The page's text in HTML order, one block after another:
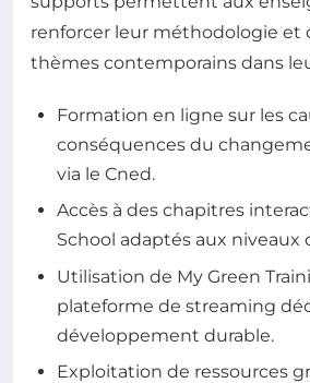
renforcer leur méthodologie et
thèmes contemporains dans
Formation en ligne sur les
conséquences du
via le Cned.
Accès à des chapitres
School adaptés aux niveaux
Utilisation de My Green
plateforme de streaming
développement durable.
Exploitation de ressources